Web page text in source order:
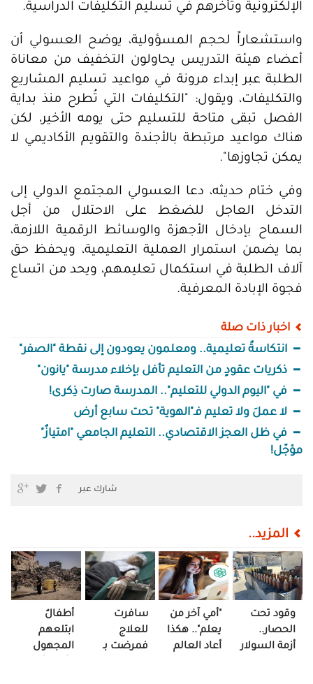
الإلكترونية وتأخرهم في تسليم التكليفات الدراسية.
واستشعاراً لحجم المسؤولية، يوضح العسولي أن
أعضاء هيئة التدريس يحاولون التخفيف من معاناة
الطلبة عبر إبداء مرونة في مواعيد تسليم المشاريع
والتكليفات، ويقول: "التكليفات التي تُطرح منذ بداية
الفصل تبقى متاحة للتسليم حتى يومه الأخير، لكن
هناك مواعيد مرتبطة بالأجندة والتقويم الأكاديمي لا
يمكن تجاوزها".
وفي ختام حديثه، دعا العسولي المجتمع الدولي إلى
التدخل العاجل للضغط على الاحتلال من أجل
السماح بإدخال الأجهزة والوسائط الرقمية اللازمة،
بما يضمن استمرار العملية التعليمية، ويحفظ حق
آلاف الطلبة في استكمال تعليمهم، ويحد من اتساع
فجوة الإبادة المعرفية.
اخبار ذات صلة
انتكاسةٌ تعليمية.. ومعلمون يعودون إلى نقطة "الصفر"
ذكريات عقودٍ من التعليم تأفل بإخلاء مدرسة "يانون"
في "اليوم الدولي للتعليم".. المدرسة صارت ذِكرى!
لا عملَ ولا تعليم فـ"الهوية" تحت سابع أرض
في ظل العجز الاقتصادي.. التعليم الجامعي "امتيازٌ"
مؤجّل!
شارك عبر
المزيد..
وقود تحت
الحصار..
أزمة السولار
"أمي آخر من
يعلم".. هكذا
أعاد العالم
سافرت
للعلاج
فمرضت بـ
أطفالٌ
ابتلعهم
المجهول